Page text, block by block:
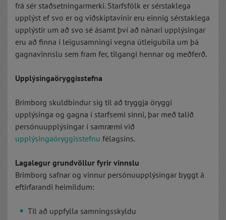
frá sér staðsetningarmerki. Starfsfólk er sérstaklega
upplýst ef svo er og viðskiptavinir eru einnig sérstaklega
upplýstir um að svo sé ásamt því að nánari upplýsingar
eru að finna í leigusamningi vegna útleigubíla um þá
gagnavinnslu sem fram fer, tilgangi hennar og meðferð.
Upplýsingaöryggisstefna
Brimborg skuldbindur sig til að tryggja öryggi
upplýsinga og gagna í starfsemi sinni, þar með talið
persónuupplýsingar í samræmi við
upplýsingaöryggisstefnu félagsins.
Lagalegur grundvöllur fyrir vinnslu
Brimborg safnar og vinnur persónuupplýsingar byggt á
eftirfarandi heimildum:
Til að uppfylla samningsskyldu